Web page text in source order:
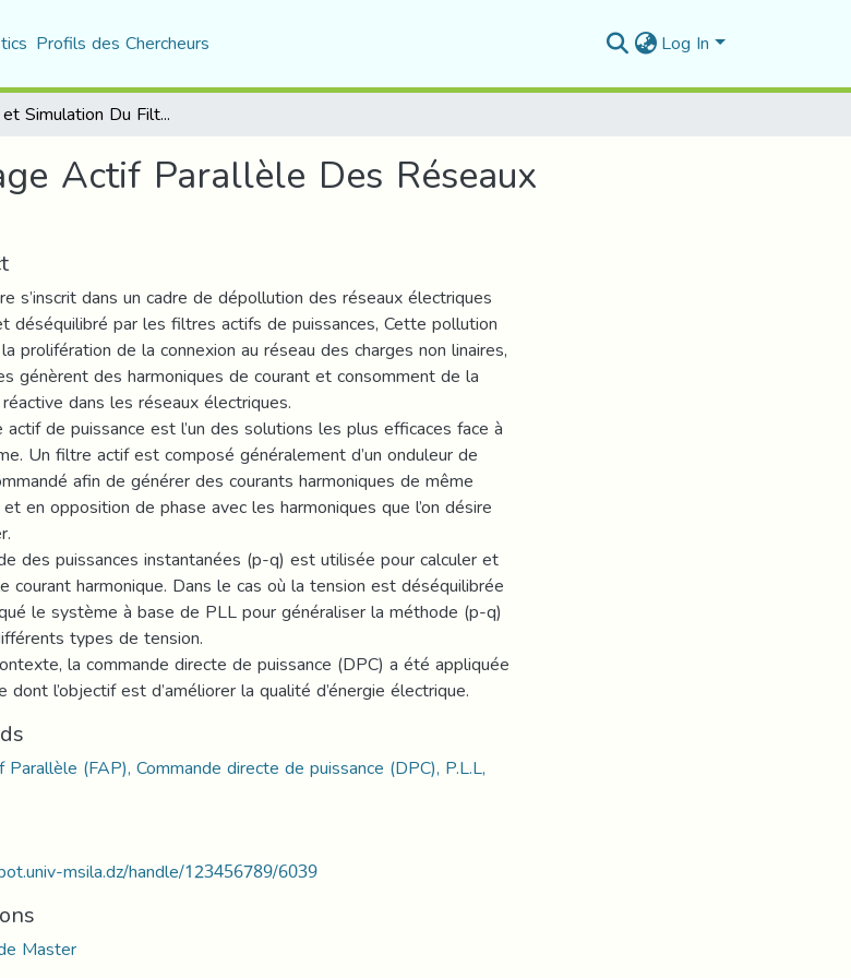
Profils des Chercheurs Log In
Etude et Simulation Du Filtrage Actif Parallèle Des Réseaux Electriques
Actif Parallèle Des Réseaux
s’inscrit dans un cadre de dépollution des réseaux électriques
déséquilibré par les filtres actifs de puissances, Cette pollution
prolifération de la connexion au réseau des charges non linaires,
génèrent des harmoniques de courant et consomment de la
dans les réseaux électriques.
de puissance est l’un des solutions les plus efficaces face à
Un filtre actif est composé généralement d’un onduleur de
afin de générer des courants harmoniques de même
en opposition de phase avec les harmoniques que l’on désire
des puissances instantanées (p-q) est utilisée pour calculer et
courant harmonique. Dans le cas où la tension est déséquilibrée
le système à base de PLL pour généraliser la méthode (p-q)
types de tension.
la commande directe de puissance (DPC) a été appliquée
l’objectif est d’améliorer la qualité d’énergie électrique.
(FAP), Commande directe de puissance (DPC), P.L.L,
msila.dz/handle/123456789/6039
Master